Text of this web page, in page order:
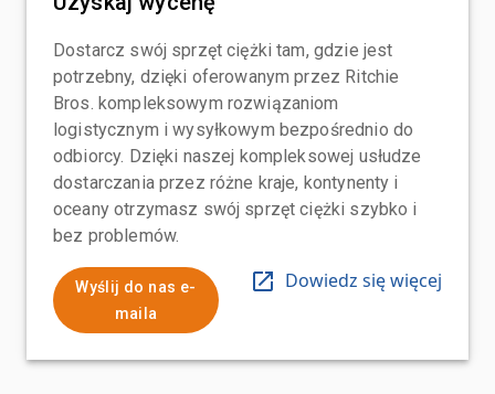
Dostarcz swój sprzęt ciężki tam, gdzie jest
potrzebny, dzięki oferowanym przez Ritchie
Bros. kompleksowym rozwiązaniom
logistycznym i wysyłkowym bezpośrednio do
odbiorcy. Dzięki naszej kompleksowej usłudze
dostarczania przez różne kraje, kontynenty i
oceany otrzymasz swój sprzęt ciężki szybko i
bez problemów.
Wyślij do nas e-
maila
Dowiedz się więcej